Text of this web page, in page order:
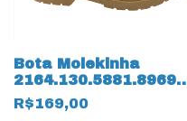
Bota Molekinha
2164.130.5881.89691
Camurça Flex 15238
Caramelo
R$169,00